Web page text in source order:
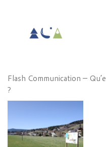
Flash Communication –
?